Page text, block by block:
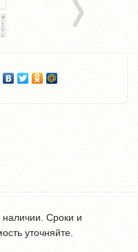
наличии. Сроки и
уточняйте.